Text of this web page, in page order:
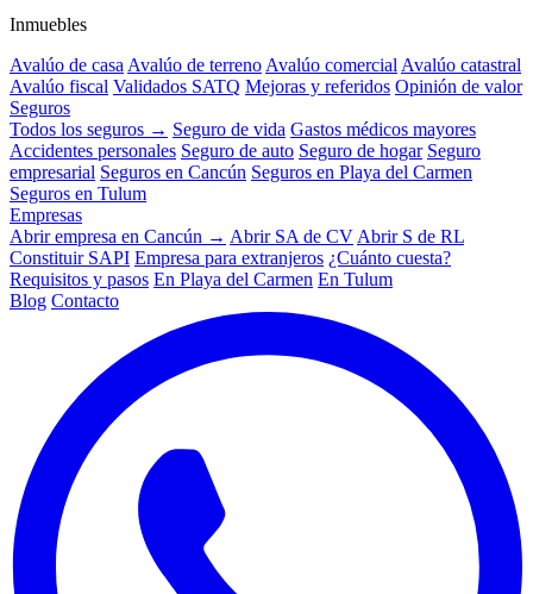
Inmuebles
Avalúo de casa Avalúo de terreno Avalúo comercial Avalúo catastral
Avalúo fiscal Validados SATQ Mejoras y referidos Opinión de valor
Seguros
Todos los seguros → Seguro de vida Gastos médicos mayores
Accidentes personales Seguro de auto Seguro de hogar Seguro
empresarial Seguros en Cancún Seguros en Playa del Carmen
Seguros en Tulum
Empresas
Abrir empresa en Cancún → Abrir SA de CV Abrir S de RL
Constituir SAPI Empresa para extranjeros ¿Cuánto cuesta?
Requisitos y pasos En Playa del Carmen En Tulum
Blog Contacto